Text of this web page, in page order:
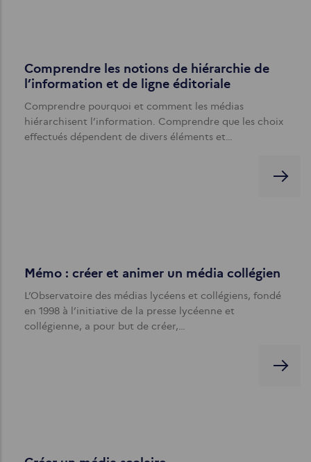
Comprendre les notions de hiérarchie de
l’information et de ligne éditoriale
Comprendre pourquoi et comment les médias
hiérarchisent l’information. Comprendre que les choix
effectués dépendent de divers éléments et…
Mémo : créer et animer un média collégien
L’Observatoire des médias lycéens et collégiens, fondé
en 1998 à l’initiative de la presse lycéenne et
collégienne, a pour but de créer,…